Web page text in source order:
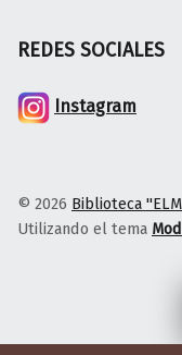
REDES SOCIALES
Instagram
© 2026 Biblioteca
Utilizando el tema